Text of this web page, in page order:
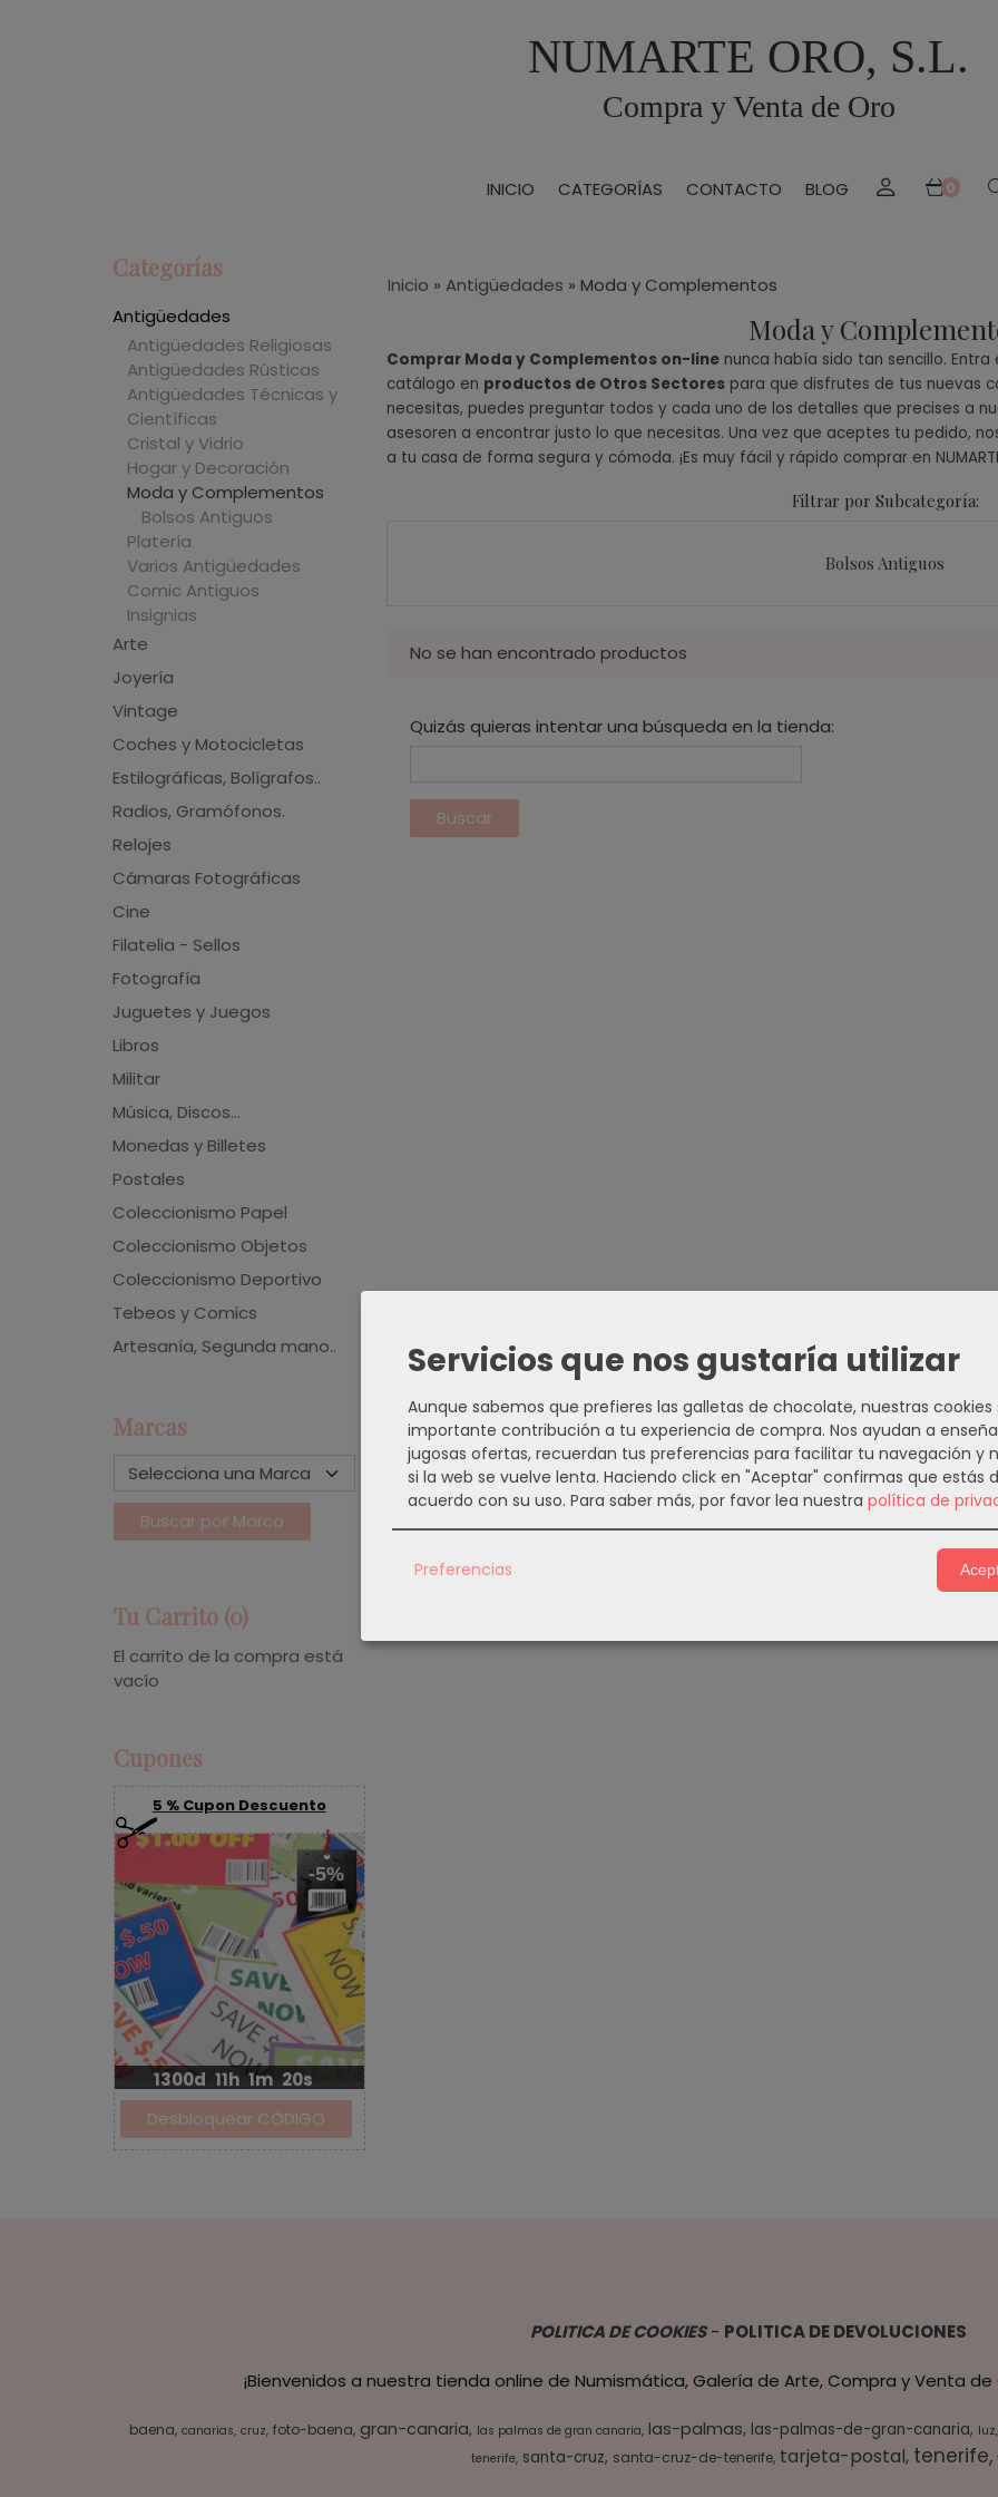
NUMARTE ORO, S.L.
Compra y Venta de Oro
INICIO CATEGORÍAS CONTACTO BLOG 0
Categorías
Antigüedades
Antigüedades Religiosas
Antigüedades Rústicas
Antigüedades Técnicas y
Científicas
Cristal y Vidrio
Hogar y Decoración
Moda y Complementos
Bolsos Antiguos
Platería
Varios Antigüedades
Comic Antiguos
Insignias
Arte
Joyería
Vintage
Coches y Motocicletas
Estilográficas, Bolígrafos..
Radios, Gramófonos.
Relojes
Cámaras Fotográficas
Cine
Filatelia - Sellos
Fotografía
Juguetes y Juegos
Libros
Militar
Música, Discos...
Monedas y Billetes
Postales
Coleccionismo Papel
Coleccionismo Objetos
Coleccionismo Deportivo
Tebeos y Comics
Artesanía, Segunda mano..
Marcas
Tu Carrito (0)
El carrito de la compra está
vacío
Cupones
5 % Cupon Descuento
-5%
1300d 11h 1m 19s
Inicio » Antigüedades » Moda y Complementos
Moda y
Comprar Moda y Complementos on-linenunca había sido tan sencillo. Entra
catálogo en productos de Otros Sectorespara que disfrutes de tus nuevas
necesitas, puedes preguntar todos y cada uno de los detalles que precises a
asesoren a encontrar justo lo que necesitas. Una vez que aceptes tu pedido,
a tu casa de forma segura y cómoda. ¡Es muy fácil y rápido comprar en NUMARTE
Filtrar por Subcategoría:
Bolsos Antiguos
No se han encontrado productos
Quizás quieras intentar una búsqueda en la tienda:
POLITICA DE COOKIES- POLITICA DE DEVOLUCIONES
¡Bienvenidos a nuestra tienda online de Numismática, Galería de Arte, Compra y Venta
baena canarias cruz foto-baena gran-canaria las palmas de gran canaria las-palmas las-palmas-de-gran-canaria luz
tenerife santa-cruz santa-cruz-de-tenerife tarjeta-postal tenerife
Servicios que nos gustaría utilizar
Aunque sabemos que prefieres las galletas de chocolate, nuestras cookies
importante contribución a tu experiencia de compra. Nos ayudan a
jugosas ofertas, recuerdan tus preferencias para facilitar tu navegación y
si la web se vuelve lenta. Haciendo click en "Aceptar" confirmas que estás
acuerdo con su uso. Para saber más, por favor lea nuestra política de
Preferencias